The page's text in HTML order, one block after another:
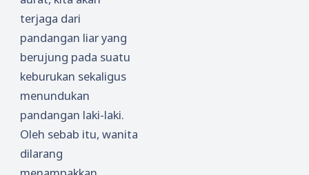
terjaga dari
pandangan liar yang
berujung pada suatu
keburukan sekaligus
menundukan
pandangan laki-laki.
Oleh sebab itu, wanita
dilarang